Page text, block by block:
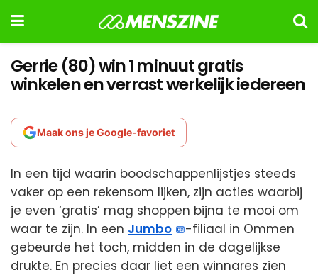
Gerrie (80) win 1 minuut gratis
winkelen en verrast werkelijk iedereen
Maak ons je Google-favoriet
In een tijd waarin boodschappenlijstjes steeds
vaker op een rekensom lijken, zijn acties waarbij
je even ‘gratis’ mag shoppen bijna te mooi om
waar te zijn. In een Jumbo
-filiaal in Ommen
gebeurde het toch, midden in de dagelijkse
drukte. En precies daar liet een winnares zien